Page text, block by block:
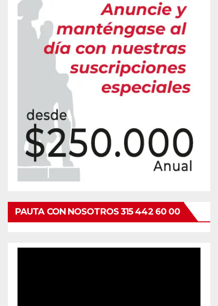
PAUTA CON NOSOTROS 315 442 60 00